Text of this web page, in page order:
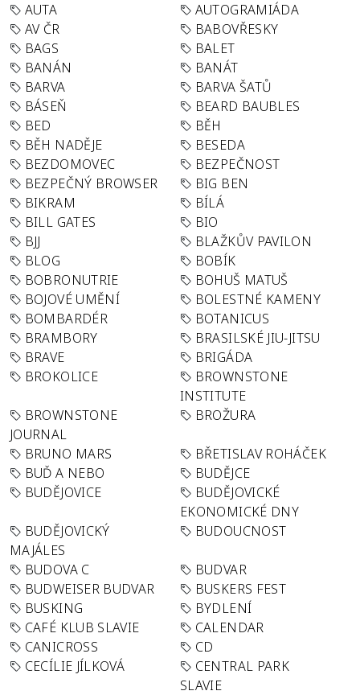
AUTA
AUTOGRAMIÁDA
AV ČR
BABOVŘESKY
BAGS
BALET
BANÁN
BANÁT
BARVA
BARVA ŠATŮ
BÁSEŇ
BEARD BAUBLES
BED
BĚH
BĚH NADĚJE
BESEDA
BEZDOMOVEC
BEZPEČNOST
BEZPEČNÝ BROWSER
BIG BEN
BIKRAM
BÍLÁ
BILL GATES
BIO
BJJ
BLAŽKŮV PAVILON
BLOG
BOBÍK
BOBRONUTRIE
BOHUŠ MATUŠ
BOJOVÉ UMĚNÍ
BOLESTNÉ KAMENY
BOMBARDÉR
BOTANICUS
BRAMBORY
BRASILSKÉ JIU-JITSU
BRAVE
BRIGÁDA
BROKOLICE
BROWNSTONE
INSTITUTE
BROWNSTONE
JOURNAL
BROŽURA
BRUNO MARS
BŘETISLAV ROHÁČEK
BUĎ A NEBO
BUDĚJCE
BUDĚJOVICE
BUDĚJOVICKÉ
EKONOMICKÉ DNY
BUDĚJOVICKÝ
MAJÁLES
BUDOUCNOST
BUDOVA C
BUDVAR
BUDWEISER BUDVAR
BUSKERS FEST
BUSKING
BYDLENÍ
CAFÉ KLUB SLAVIE
CALENDAR
CANICROSS
CD
CECÍLIE JÍLKOVÁ
CENTRAL PARK
SLAVIE